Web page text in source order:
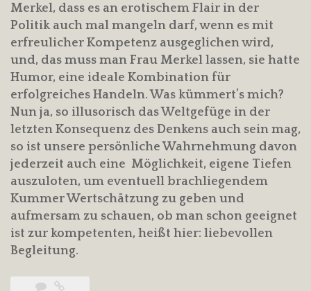
Merkel, dass es an erotischem Flair in der
Politik auch mal mangeln darf, wenn es mit
erfreulicher Kompetenz ausgeglichen wird,
und, das muss man Frau Merkel lassen, sie hatte
Humor, eine ideale Kombination für
erfolgreiches Handeln. Was kümmert’s mich?
Nun ja, so illusorisch das Weltgefüge in der
letzten Konsequenz des Denkens auch sein mag,
so ist unsere persönliche Wahrnehmung davon
jederzeit auch eine Möglichkeit, eigene Tiefen
auszuloten, um eventuell brachliegendem
Kummer Wertschätzung zu geben und
aufmersam zu schauen, ob man schon geeignet
ist zur kompetenten, heißt hier: liebevollen
Begleitung.